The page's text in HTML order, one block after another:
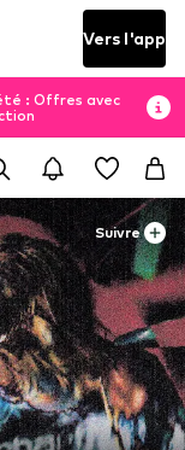
Vers l'app
: Offres avec
Suivre